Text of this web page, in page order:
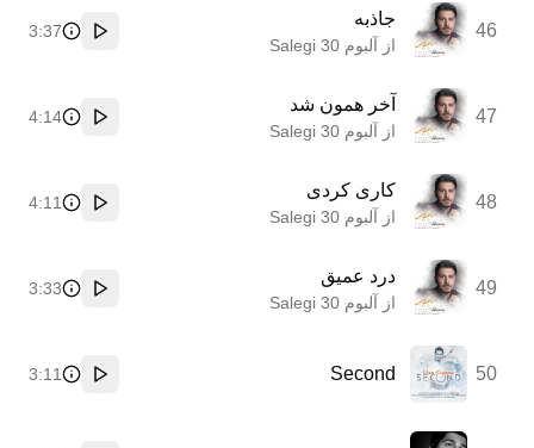
46
جاذبه
از آلبوم 30 Salegi پخش
3:37
47
آخر همون شد
از آلبوم 30 Salegi پخش
4:14
48
کاری کردی
از آلبوم 30 Salegi پخش
4:11
49
درد عمیق
از آلبوم 30 Salegi پخش
3:33
50
Second
پخش
3:11